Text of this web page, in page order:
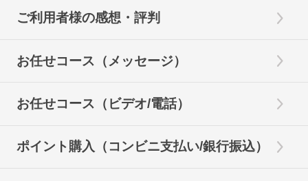
ご利用者様の感想・評判
お任せコース（メッセージ）
お任せコース（ビデオ/電話）
ポイント購入（コンビニ支払い/銀行振込）